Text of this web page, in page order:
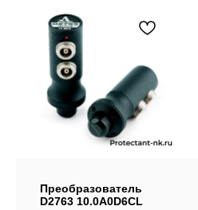
Преобразователь
D2763 10.0A0D6CL